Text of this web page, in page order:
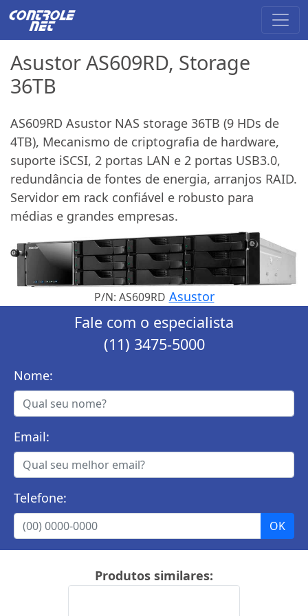
Asustor AS609RD, Storage
36TB
AS609RD Asustor NAS storage 36TB (9 HDs de
4TB), Mecanismo de criptografia de hardware,
suporte iSCSI, 2 portas LAN e 2 portas USB3.0,
redundância de fontes de energia, arranjos RAID.
Servidor em rack confiável e robusto para
médias e grandes empresas.
P/N: AS609RD Asustor
Fale com o especialista
(11) 3475-5000
Nome:
Email:
Telefone:
Produtos similares: